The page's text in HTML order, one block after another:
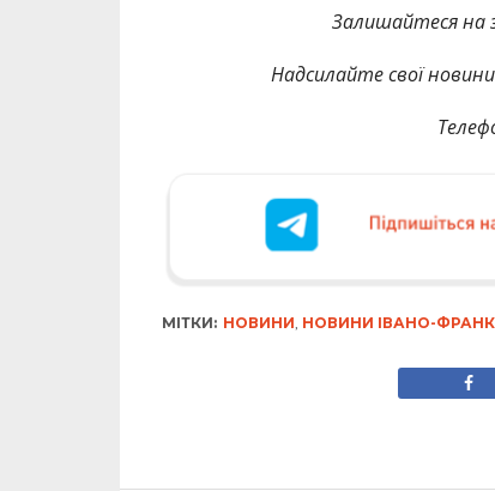
Залишайтеся на
Надсилайте свої
МІТКИ: НОВИНИ НОВИНИ ІВАНО-